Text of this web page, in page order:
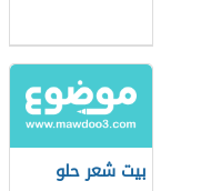
بيت شعر حلو